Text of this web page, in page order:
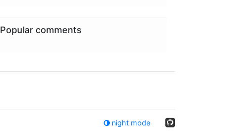
Popular comments
night mode